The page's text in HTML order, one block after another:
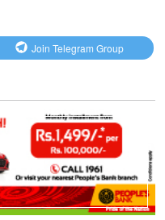
Join Telegram Group